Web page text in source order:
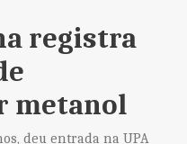
registra
metanol
deu entrada na UPA